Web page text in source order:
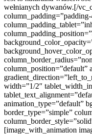
wełnianych dywanów.[/
column_position=”default”
width=”1/2″
animation_type=”default”
border_type=”simple”
[image_with_animation